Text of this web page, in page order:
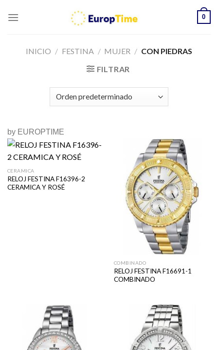
0
INICIO / FESTINA / MUJER / CON PIEDRAS
FILTRAR
by EUROPTIME
CERAMICA
RELOJ FESTINA F16396-2
CERAMICA Y ROSÉ
COMBINADO
RELOJ FESTINA F16691-1
COMBINADO